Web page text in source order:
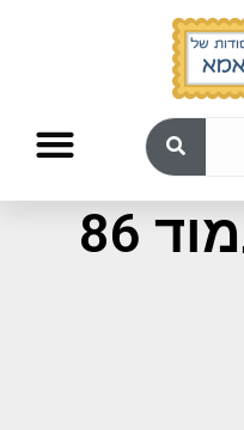
עבור:
86